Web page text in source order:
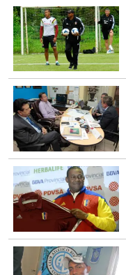
3
minutes,
16
seconds